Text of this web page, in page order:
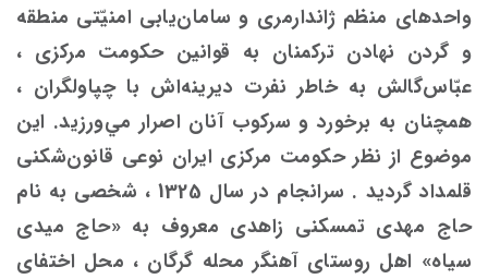
واحدهای منظم ژاندارمری و سامان‌یابی امنیّتی منطقه
و گردن نهادن ترکمنان به قوانین حکومت مرکزی ،
عبّاس‌گالش به خاطر نفرت دیرینه‌اش با چپاولگران ،
همچنان به برخورد و سرکوب آنان اصرار مي‌ورزید. این
موضوع از نظر حکومت مرکزی ایران نوعی قانون‌شکنی
قلمداد گرديد . سرانجام در سال 1325 ، شخصی به نام
حاج مهدی تمسکنی زاهدی معروف به «حاج میدی
سیاه» اهل روستای آهنگر محله گرگان ، محل اختفای